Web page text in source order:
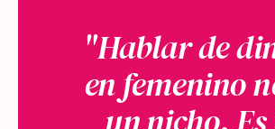
"Hablar de
en femenino